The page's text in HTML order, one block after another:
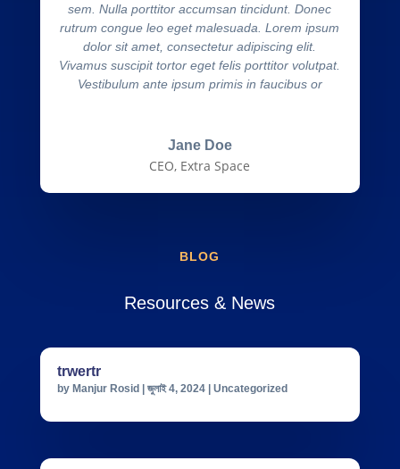
sem. Nulla porttitor accumsan tincidunt. Donec
rutrum congue leo eget malesuada. Lorem ipsum
dolor sit amet, consectetur adipiscing elit.
Vivamus suscipit tortor eget felis porttitor volutpat.
Vestibulum ante ipsum primis in faucibus or
Jane Doe
CEO, Extra Space
BLOG
Resources & News
trwertr
by Manjur Rosid| জুলাই 4, 2024| Uncategorized